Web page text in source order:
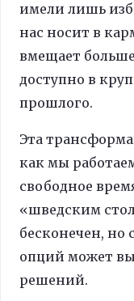
имели лишь
нас носит в
вмещает
доступно в
прошлого.
Эта
как мы
свободное
«шведским
бесконечен, но
опций может
решений.